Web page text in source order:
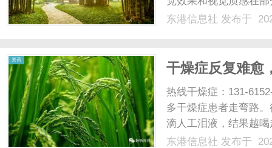
秒依靠完整透镜调整
东港信息社 发布于
资讯
干燥症反复难愈
用硬扛干涩
热线干燥症：131-
多干燥症患者走弯路
滴人工泪液，结果越
毛病反反复复，干燥
东港信息社 发布于